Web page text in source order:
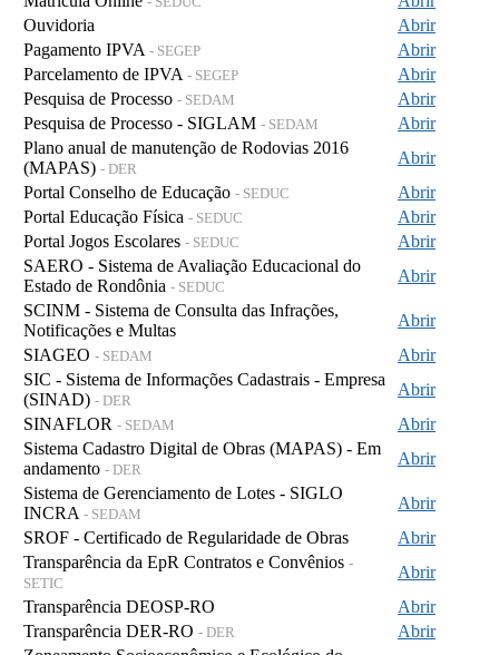
Ouvidoria
Abrir
Pagamento IPVA - SEGEP
Abrir
Parcelamento de IPVA - SEGEP
Abrir
Pesquisa de Processo - SEDAM
Abrir
Pesquisa de Processo - SIGLAM - SEDAM
Abrir
Plano anual de manutenção de Rodovias 2016
(MAPAS) - DER
Abrir
Portal Conselho de Educação - SEDUC
Abrir
Portal Educação Física - SEDUC
Abrir
Portal Jogos Escolares - SEDUC
Abrir
SAERO - Sistema de Avaliação Educacional do
Estado de Rondônia - SEDUC
Abrir
SCINM - Sistema de Consulta das Infrações,
Notificações e Multas
Abrir
SIAGEO - SEDAM
Abrir
SIC - Sistema de Informações Cadastrais - Empresa
(SINAD) - DER
Abrir
SINAFLOR - SEDAM
Abrir
Sistema Cadastro Digital de Obras (MAPAS) - Em
andamento - DER
Abrir
Sistema de Gerenciamento de Lotes - SIGLO
INCRA - SEDAM
Abrir
SROF - Certificado de Regularidade de Obras
Abrir
Transparência da EpR Contratos e Convênios -
SETIC
Abrir
Transparência DEOSP-RO
Abrir
Transparência DER-RO - DER
Abrir